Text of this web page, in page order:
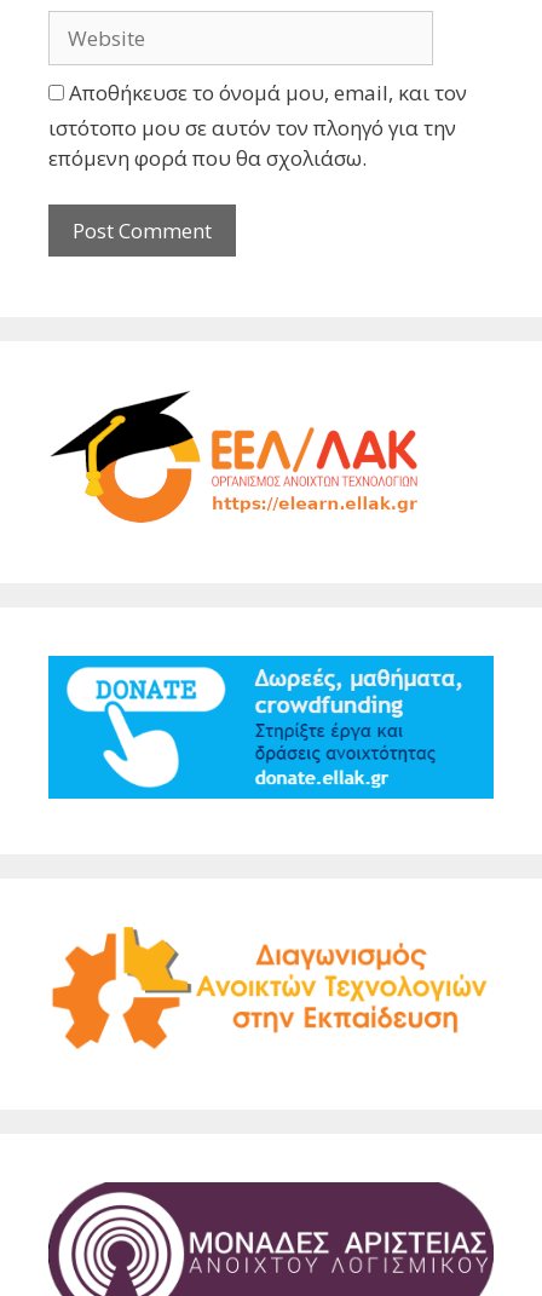
Αποθήκευσε το όνομά μου, email, και τον
ιστότοπο μου σε αυτόν τον πλοηγό για την
επόμενη φορά που θα σχολιάσω.